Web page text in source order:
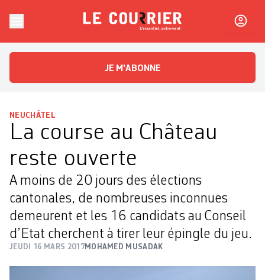
Le CourrierL'essentiel, autrement
JE M'ABONNE
NEUCHÂTEL
La course au Château
reste ouverte
A moins de 20 jours des élections
cantonales, de nombreuses inconnues
demeurent et les 16 candidats au Conseil
d’Etat cherchent à tirer leur épingle du jeu.
JEUDI 16 MARS 2017MOHAMED MUSADAK